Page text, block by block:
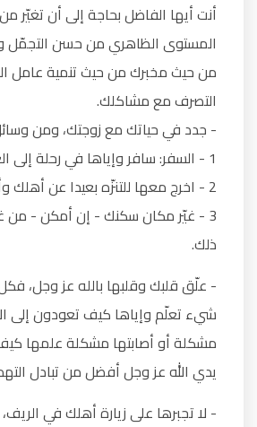
أنت أيها الفاضل بحاجة إلى أن
المستوى الظاهري من حسن التجمّل
من حيث مخبرك من حيث تنمية عامل
التصرف مع مشاكلك.
- جدد في حياتك مع زوجتك، ومن
1 - السفر: سافر وإياها في رحلة إلى العمرة.
2 - اخرج معها للتنزّه بعيدا عن أهلك وأهلها.
3 - غيّر مكان سكنك - إن أمكن - من
ذلك.
- علّق قلبك وقلبها بالله عز وجل،
شيء تعلّم وإياها كيف تعودون إلى
مشكلة أو أصابتها مشكلة علمها
يدي الله عز وجل أفضل من تبادل
- لا تجبرها على زيارة أهلك في